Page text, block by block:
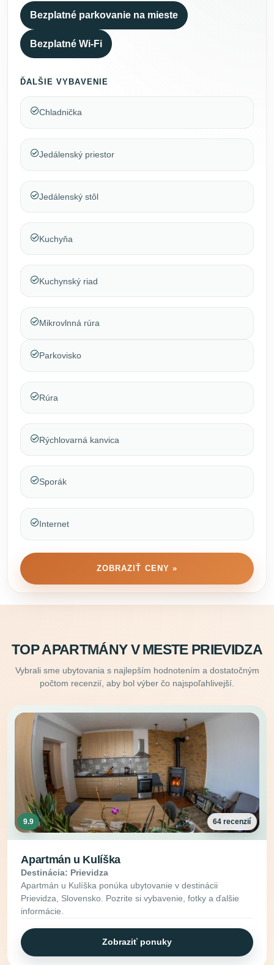
Bezplatné parkovanie na mieste
Bezplatné Wi-Fi
ĎALŠIE VYBAVENIE
Chladnička
Jedálenský priestor
Jedálenský stôl
Kuchyňa
Kuchynský riad
Mikrovlnná rúra
Parkovisko
Rúra
Rýchlovarná kanvica
Sporák
Internet
ZOBRAZIŤ CENY »
TOP APARTMÁNY V MESTE PRIEVIDZA
Vybrali sme ubytovania s najlepším hodnotením a dostatočným
počtom recenzií, aby bol výber čo najspoľahlivejší.
9.9 64 recenzií
Apartmán u Kulíška
Destinácia: Prievidza
Apartmán u Kulíška ponúka ubytovanie v destinácii
Prievidza, Slovensko. Pozrite si vybavenie, fotky a ďalšie
informácie.
Zobraziť ponuky